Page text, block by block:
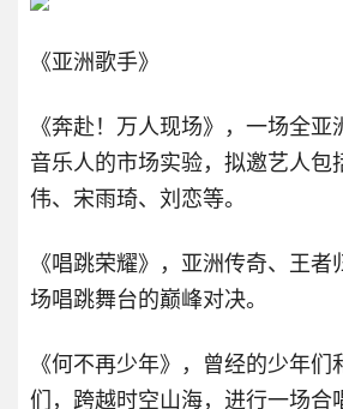
《亚洲歌手》
《奔赴！万人现场》，一场全亚
音乐人的市场实验，拟邀艺人包
伟、宋雨琦、刘恋等。
《唱跳荣耀》，亚洲传奇、王者
场唱跳舞台的巅峰对决。
《何不再少年》，曾经的少年们
们，跨越时空山海，进行一场合